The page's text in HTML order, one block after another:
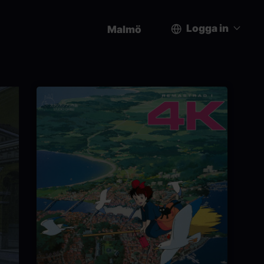
Malmö
account
menu
Logga in